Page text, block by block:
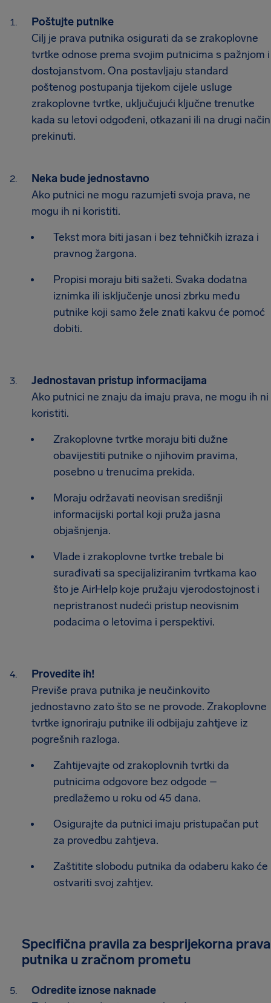
Poštujte putnike
Cilj je prava putnika osigurati da se zrakoplovne
tvrtke odnose prema svojim putnicima s pažnjom i
dostojanstvom. Ona postavljaju standard
poštenog postupanja tijekom cijele usluge
zrakoplovne tvrtke, uključujući ključne trenutke
kada su letovi odgođeni, otkazani ili na drugi način
prekinuti.
Neka bude jednostavno
Ako putnici ne mogu razumjeti svoja prava, ne
mogu ih ni koristiti.
Tekst mora biti jasan i bez tehničkih izraza i
pravnog žargona.
Propisi moraju biti sažeti. Svaka dodatna
iznimka ili isključenje unosi zbrku među
putnike koji samo žele znati kakvu će pomoć
dobiti.
Jednostavan pristup informacijama
Ako putnici ne znaju da imaju prava, ne mogu ih ni
koristiti.
Zrakoplovne tvrtke moraju biti dužne
obavijestiti putnike o njihovim pravima,
posebno u trenucima prekida.
Moraju održavati neovisan središnji
informacijski portal koji pruža jasna
objašnjenja.
Vlade i zrakoplovne tvrtke trebale bi
surađivati sa specijaliziranim tvrtkama kao
što je AirHelp koje pružaju vjerodostojnost i
nepristranost nudeći pristup neovisnim
podacima o letovima i perspektivi.
Provedite ih!
Previše prava putnika je neučinkovito
jednostavno zato što se ne provode. Zrakoplovne
tvrtke ignoriraju putnike ili odbijaju zahtjeve iz
pogrešnih razloga.
Zahtijevajte od zrakoplovnih tvrtki da
putnicima odgovore bez odgode –
predlažemo u roku od 45 dana.
Osigurajte da putnici imaju pristupačan put
za provedbu zahtjeva.
Zaštitite slobodu putnika da odaberu kako će
ostvariti svoj zahtjev.
Specifična pravila za besprijekorna prava
putnika u zračnom prometu
Odredite iznose naknade